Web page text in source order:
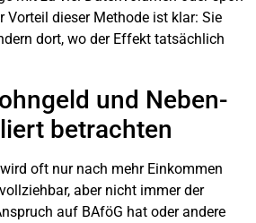
Vor­teil die­ser Metho­de ist klar: Sie
dort, wo der Effekt tat­säch­lich
und Neben­
betrach­ten
oft nur nach mehr Ein­kom­men
aber nicht immer der
auf BAföG hat oder ande­re